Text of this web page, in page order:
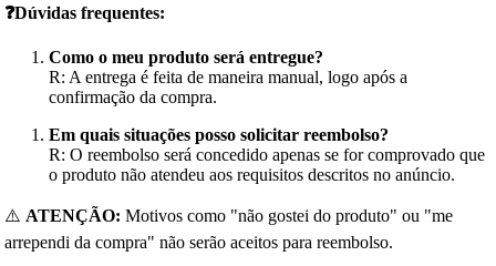
❓Dúvidas frequentes:
Como o meu produto será entregue?
R: A entrega é feita de maneira manual, logo após a
confirmação da compra.
Em quais situações posso solicitar reembolso?
R: O reembolso será concedido apenas se for comprovado que
o produto não atendeu aos requisitos descritos no anúncio.
⚠️ ATENÇÃO: Motivos como "não gostei do produto" ou "me
arrependi da compra" não serão aceitos para reembolso.